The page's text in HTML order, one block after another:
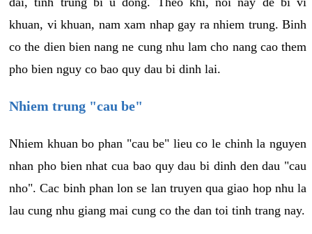
khuan, vi khuan, nam xam nhap gay ra nhiem trung. Binh
co the dien bien nang ne cung nhu lam cho nang cao them
pho bien nguy co bao quy dau bi dinh lai.
Nhiem trung "cau be"
Nhiem khuan bo phan "cau be" lieu co le chinh la nguyen
nhan pho bien nhat cua bao quy dau bi dinh den dau "cau
nho". Cac binh phan lon se lan truyen qua giao hop nhu la
lau cung nhu giang mai cung co the dan toi tinh trang nay.